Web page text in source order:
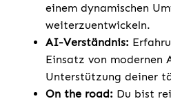
einem dynamischen
weiterzuentwickeln.
AI-Verständnis:
Einsatz von modernen
Unterstützung deiner
On the road: Du bist